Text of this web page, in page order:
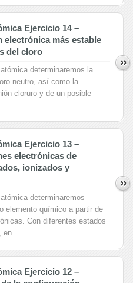
Ejercicio 14 –
electrónica más estable
del cloro
determinaremos la
neutro, así como la
cloruro y de un posible
Ejercicio 13 –
electrónicas de
ionizados y
determinaremos
elemento químico a partir de
Con diferentes estados
en...
Ejercicio 12 –